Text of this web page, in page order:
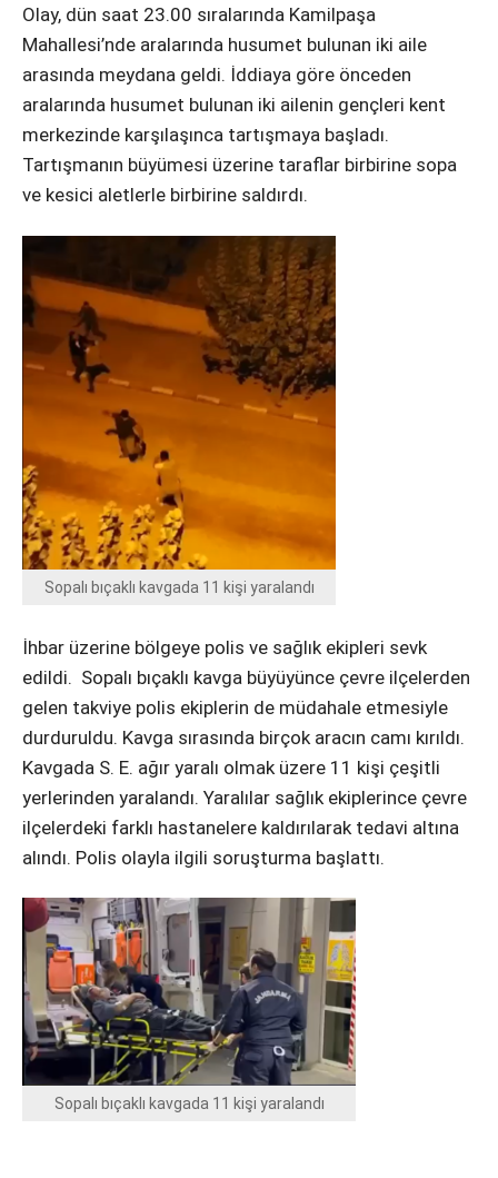
Olay, dün saat 23.00 sıralarında Kamilpaşa
Mahallesi’nde aralarında husumet bulunan iki aile
arasında meydana geldi. İddiaya göre önceden
aralarında husumet bulunan iki ailenin gençleri kent
merkezinde karşılaşınca tartışmaya başladı.
Tartışmanın büyümesi üzerine taraflar birbirine sopa
ve kesici aletlerle birbirine saldırdı.
Sopalı bıçaklı kavgada 11 kişi yaralandı
İhbar üzerine bölgeye polis ve sağlık ekipleri sevk
edildi. Sopalı bıçaklı kavga büyüyünce çevre ilçelerden
gelen takviye polis ekiplerin de müdahale etmesiyle
durduruldu. Kavga sırasında birçok aracın camı kırıldı.
Kavgada S. E. ağır yaralı olmak üzere 11 kişi çeşitli
yerlerinden yaralandı. Yaralılar sağlık ekiplerince çevre
ilçelerdeki farklı hastanelere kaldırılarak tedavi altına
alındı. Polis olayla ilgili soruşturma başlattı.
Sopalı bıçaklı kavgada 11 kişi yaralandı